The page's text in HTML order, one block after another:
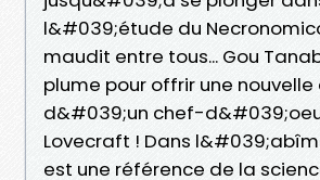
l&#039;étude du
maudit entre tous... Gou
plume pour offrir une
d&#039;un chef-
Lovecraft ! Dans
est une référence de la